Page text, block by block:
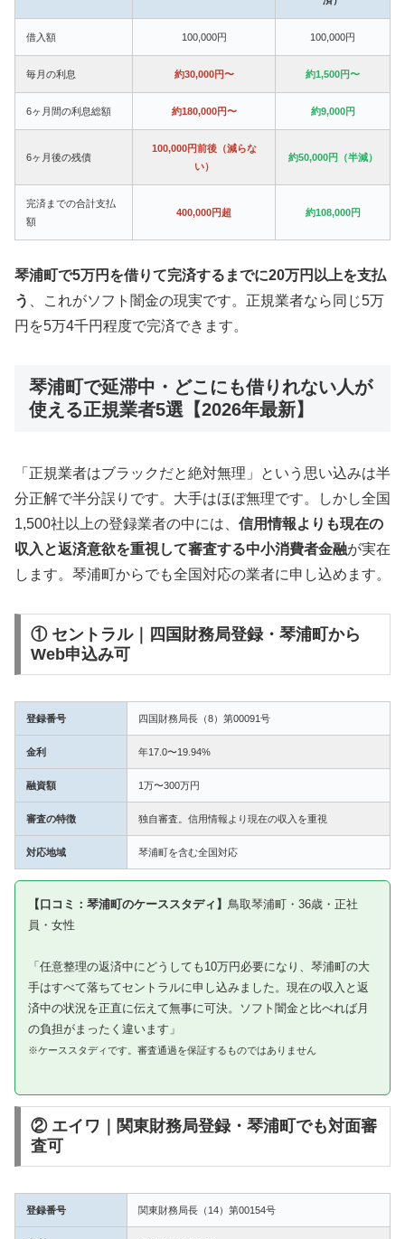
借入額 100,000円 100,000円
毎月の利息 約30,000円〜 約1,500円〜
6ヶ月間の利息総額 約180,000円〜 約9,000円
6ヶ月後の残債
100,000円前後（減らな
い）
約50,000円（半減）
完済までの合計支払
額
400,000円超 約108,000円
琴浦町で5万円を借りて完済するまでに20万円以上を支払
う
、これがソフト闇金の現実です。正規業者なら同じ5万
円を5万4千円程度で完済できます。
琴浦町で延滞中・どこにも借りれない人が
使える正規業者5選【2026年最新】
「正規業者はブラックだと絶対無理」という思い込みは半
分正解で半分誤りです。大手はほぼ無理です。しかし全国
1,500社以上の登録業者の中には、 信用情報よりも現在の
収入と返済意欲を重視して審査する中小消費者金融が実在
します。琴浦町からでも全国対応の業者に申し込めます。
① セントラル｜四国財務局登録・琴浦町から
Web申込み可
登録番号 四国財務局長（8）第00091号
金利 年17.0〜19.94%
融資額 1万〜300万円
審査の特徴 独自審査。信用情報より現在の収入を重視
対応地域 琴浦町を含む全国対応
【口コミ：琴浦町のケーススタディ】 鳥取琴浦町・36歳・正社
員・女性
「任意整理の返済中にどうしても10万円必要になり、琴浦町の大
手はすべて落ちてセントラルに申し込みました。現在の収入と返
済中の状況を正直に伝えて無事に可決。ソフト闇金と比べれば月
の負担がまったく違います」
※ケーススタディです。審査通過を保証するものではありません
② エイワ｜関東財務局登録・琴浦町でも対面審
査可
登録番号 関東財務局長（14）第00154号